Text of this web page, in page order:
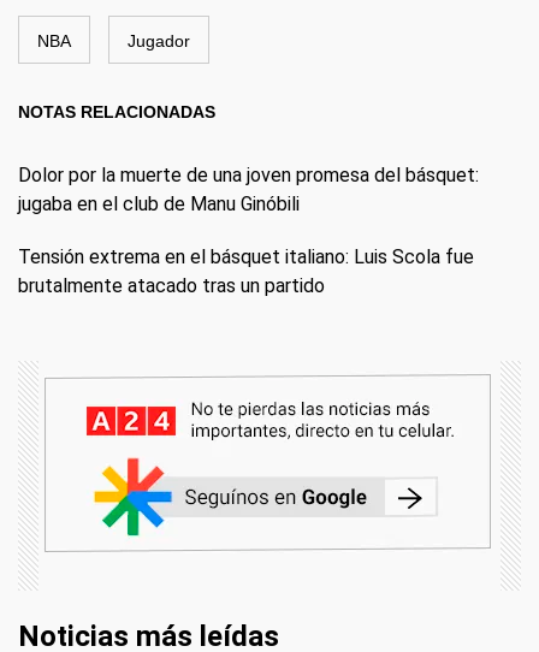
NBA Jugador
NOTAS RELACIONADAS
Dolor por la muerte de una joven promesa del básquet:
jugaba en el club de Manu Ginóbili
Tensión extrema en el básquet italiano: Luis Scola fue
brutalmente atacado tras un partido
Noticias más leídas